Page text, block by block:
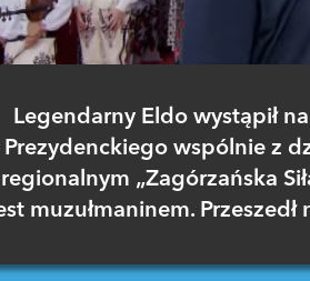
Legendarny Eldo wystąpił
Prezydenckiego wspólnie z
regionalnym „Zagórzańska
muzułmaninem.